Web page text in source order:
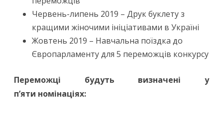
Червень-липень 2019 – Друк буклету з
кращими жіночими ініціативами в Україні
Жовтень 2019 – Навчальна поїздка до
Європарламенту для 5 переможців конкурсу
Переможці будуть визначені у
п’яти номінаціях: